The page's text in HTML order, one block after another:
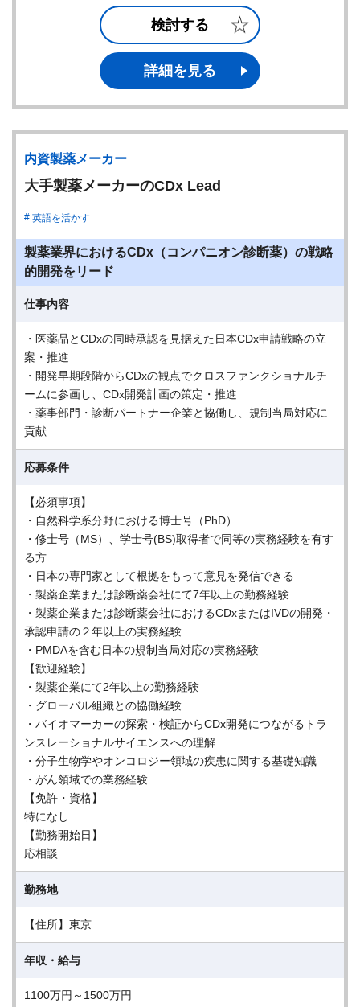
検討する
詳細を見る
内資製薬メーカー
大手製薬メーカーのCDx Lead
英語を活かす
製薬業界におけるCDx（コンパニオン診断薬）の戦略
的開発をリード
仕事内容
・医薬品とCDxの同時承認を見据えた日本CDx申請戦略の立
案・推進
・開発早期段階からCDxの観点でクロスファンクショナルチ
ームに参画し、CDx開発計画の策定・推進
・薬事部門・診断パートナー企業と協働し、規制当局対応に
貢献
応募条件
【必須事項】
・自然科学系分野における博士号（PhD）
・修士号（MS）、学士号(BS)取得者で同等の実務経験を有す
る方
・日本の専門家として根拠をもって意見を発信できる
・製薬企業または診断薬会社にて7年以上の勤務経験
・製薬企業または診断薬会社におけるCDxまたはIVDの開発・
承認申請の２年以上の実務経験
・PMDAを含む日本の規制当局対応の実務経験
【歓迎経験】
・製薬企業にて2年以上の勤務経験
・グローバル組織との協働経験
・バイオマーカーの探索・検証からCDx開発につながるトラ
ンスレーショナルサイエンスへの理解
・分子生物学やオンコロジー領域の疾患に関する基礎知識
・がん領域での業務経験
【免許・資格】
特になし
【勤務開始日】
応相談
勤務地
【住所】東京
年収・給与
1100万円～1500万円